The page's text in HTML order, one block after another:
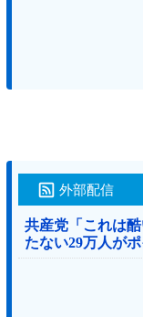
外部配信
共産党「これは
たない29万人が